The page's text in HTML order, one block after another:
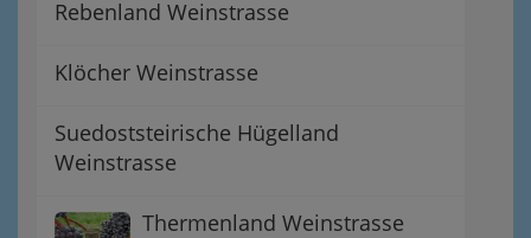
Rebenland Weinstrasse
Klöcher Weinstrasse
Suedoststeirische Hügelland
Weinstrasse
Thermenland Weinstrasse